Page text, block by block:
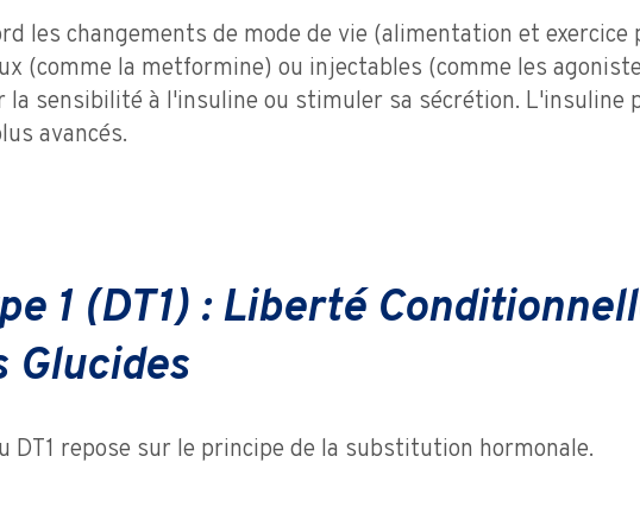
les changements de mode de vie (alimentation et exercice
(comme la metformine) ou injectables (comme les
sensibilité à l'insuline ou stimuler sa sécrétion. L'insuline
avancés.
1 (DT1) : Liberté
Glucides
DT1 repose sur le principe de la substitution hormonale.